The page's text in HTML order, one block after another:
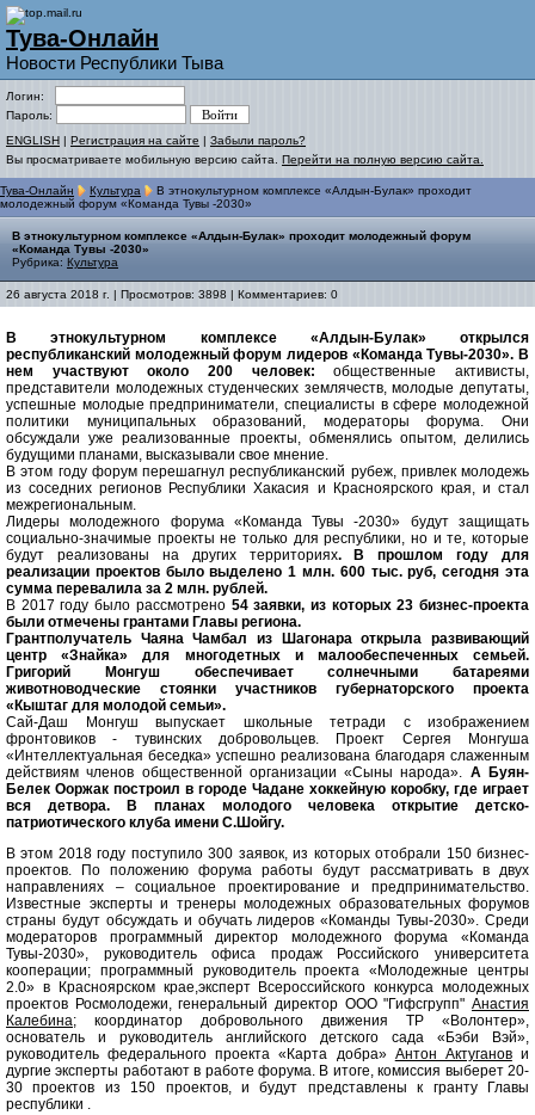
Тува-Онлайн
Новости Республики Тыва
Логин:
Пароль:
ENGLISH | Регистрация на сайте | Забыли пароль?
Вы просматриваете мобильную версию сайта. Перейти на полную версию сайта.
Тува-Онлайн Культура
В этнокультурном комплексе «Алдын-Булак» проходит
молодежный форум «Команда Тувы -2030»
В этнокультурном комплексе «Алдын-Булак» проходит молодежный форум
«Команда Тувы -2030»
Рубрика: Культура
26 августа 2018 г. | Просмотров: 3898 | Комментариев: 0
В этнокультурном комплексе «Алдын-Булак» открылся
республиканский молодежный форум лидеров «Команда Тувы-2030». В
нем участвуют около 200 человек:общественные активисты,
представители молодежных студенческих землячеств, молодые депутаты,
успешные молодые предприниматели, специалисты в сфере молодежной
политики муниципальных образований, модераторы форума. Они
обсуждали уже реализованные проекты, обменялись опытом, делились
будущими планами, высказывали свое мнение.
В этом году форум перешагнул республиканский рубеж, привлек молодежь
из соседних регионов Республики Хакасия и Красноярского края, и стал
межрегиональным.
Лидеры молодежного форума «Команда Тувы -2030» будут защищать
социально-значимые проекты не только для республики, но и те, которые
будут реализованы на других территориях. В прошлом году для
реализации проектов было выделено 1 млн. 600 тыс. руб, сегодня эта
сумма перевалила за 2 млн. рублей.
В 2017 году было рассмотрено 54 заявки, из которых 23 бизнес-проекта
были отмечены грантами Главы региона.
Грантполучатель Чаяна Чамбал из Шагонара открыла развивающий
центр «Знайка» для многодетных и малообеспеченных семьей.
Григорий Монгуш обеспечивает солнечными батареями
животноводческие стоянки участников губернаторского проекта
«Кыштаг для молодой семьи».
Сай-Даш Монгуш выпускает школьные тетради с изображением
фронтовиков - тувинских добровольцев. Проект Сергея Монгуша
«Интеллектуальная беседка» успешно реализована благодаря слаженным
действиям членов общественной организации «Сыны народа». А Буян-
Белек Ооржак построил в городе Чадане хоккейную коробку, где играет
вся детвора. В планах молодого человека открытие детско-
патриотического клуба имени С.Шойгу.
В этом 2018 году поступило 300 заявок, из которых отобрали 150 бизнес-
проектов. По положению форума работы будут рассматривать в двух
направлениях – социальное проектирование и предпринимательство.
Известные эксперты и тренеры молодежных образовательных форумов
страны будут обсуждать и обучать лидеров «Команды Тувы-2030». Среди
модераторов программный директор молодежного форума «Команда
Тувы-2030», руководительофиса продаж Российского университета
кооперации; программный руководитель проекта «Молодежные центры
2.0» в Красноярском крае,эксперт Всероссийского конкурса молодежных
проектов Росмолодежи, генеральный директор ООО "Гифсгрупп" Анастия
Калебина; координатор добровольного движения ТР «Волонтер»,
основатель и руководитель английского детского сада «Бэби Вэй»,
руководитель федерального проекта «Карта добра» Антон Актуганови
дургие эксперты работают в работе форума. В итоге, комиссия выберет 20-
30 проектов из 150 проектов, и будут представлены к гранту Главы
республики .